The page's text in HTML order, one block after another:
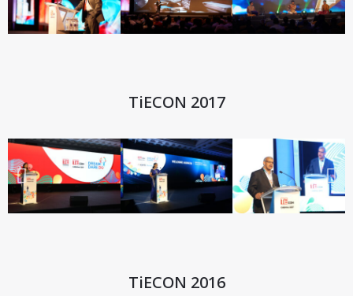
TiECON 2017
TiECON 2016